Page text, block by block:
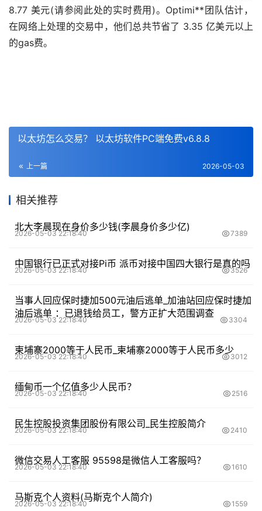
8.77 美元(请参阅此处的实时费用)。Optimi**团队估计，
在网络上处理的交易中，他们总共节省了 3.35 亿美元以上
的gas费。
以太坊怎么交易？ 以太坊软件PC端免费v6.8.8
上一篇 2026-05-03
相关推荐
北大李晨现在身价多少钱(李晨身价多少亿)
2026-05-03 22:18:40 7389
中国银行已正式对接Pi币 派币对接中国四大银行是真的吗
2026-05-03 22:18:40 3526
当事人回应保时捷加500元油后逃单_加油站回应保时捷加
油后逃单 ：已退钱给员工，警方正扩大范围调查
2026-05-03 22:18:40 3304
柬埔寨2000等于人民币_柬埔寨2000等于人民币多少
2026-05-03 22:18:40 3012
缅甸币一个亿值多少人民币？
2026-05-03 22:18:40 2516
民生控股投资集团股份有限公司_民生控股简介
2026-05-03 22:18:40 2410
微信交易人工客服 95598是微信人工客服吗？
2026-05-03 22:18:40 1610
马斯克个人资料(马斯克个人简介)
2026-05-03 22:18:40 1559